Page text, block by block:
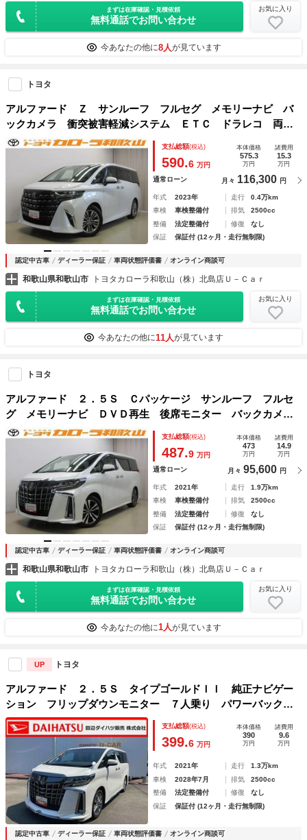
まずは在庫確認・見積依頼
無料通話でお問い合わせ
お気に入り
今あなたの他に8人が見ています
トヨタ
アルファード Ｚ サンルーフ フルセグ メモリーナビ バ
ックカメラ 衝突被害軽減システム ＥＴＣ ドラレコ 両側
電動スライド ＬＥＤヘッドランプ 乗車定員７人 ３列シー
支払総額(税込)
590.6 万円
本体価格
575.3
万円
諸費用
15.3
万円
通常ローン 月々 116,300 円
年式 2023年 走行
0.4万km
車検
車検整備付 排気
2500cc
整備
法定整備付 修復
なし
保証
保証付 (12ヶ月・走行無制限)
認定中古車 ディーラー保証 車両状態評価書 オンライン商談可
和歌山県和歌山市 トヨタカローラ和歌山（株）北島店Ｕ－Ｃａｒ
まずは在庫確認・見積依頼
無料通話でお問い合わせ
お気に入り
今あなたの他に11人が見ています
トヨタ
アルファード ２．５Ｓ Ｃパッケージ サンルーフ フルセ
グ メモリーナビ ＤＶＤ再生 後席モニター バックカメ
ラ 衝突被害軽減システム ＥＴＣ 両側電動スライド ＬＥ
Ｄヘッドランプ 乗車定員７人 ３列シート
支払総額(税込)
487.9 万円
本体価格
473
万円
諸費用
14.9
万円
通常ローン 月々 95,600 円
年式 2021年 走行
1.9万km
車検
車検整備付 排気
2500cc
整備
法定整備付 修復
なし
保証
保証付 (12ヶ月・走行無制限)
認定中古車 ディーラー保証 車両状態評価書 オンライン商談可
和歌山県和歌山市 トヨタカローラ和歌山（株）北島店Ｕ－Ｃａｒ
まずは在庫確認・見積依頼
無料通話でお問い合わせ
お気に入り
今あなたの他に1人が見ています
UP トヨタ
アルファード ２．５Ｓ タイプゴールドＩＩ 純正ナビゲー
ション フリップダウンモニター ７人乗り パワーバックド
ア ＣＤ／ＤＶＤ再生ＥＴＣ車載器 オットマン モデリスタ
支払総額(税込)
399.6 万円
本体価格
390
万円
諸費用
9.6
万円
年式 2021年 走行
1.3万km
車検
2028年7月 排気
2500cc
整備
法定整備付 修復
なし
保証
保証付 (12ヶ月・走行無制限)
認定中古車 ディーラー保証 車両状態評価書 オンライン商談可